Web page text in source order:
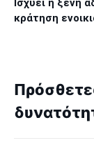
Ισχύει η ξένη
κράτηση